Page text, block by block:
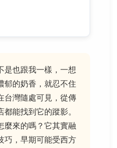
是也跟我一樣，一想
郁的奶香，就忍不住
台灣隨處可見，從傳
能找到它的蹤影。
麼來的嗎？它其實融
巧，早期可能受西方